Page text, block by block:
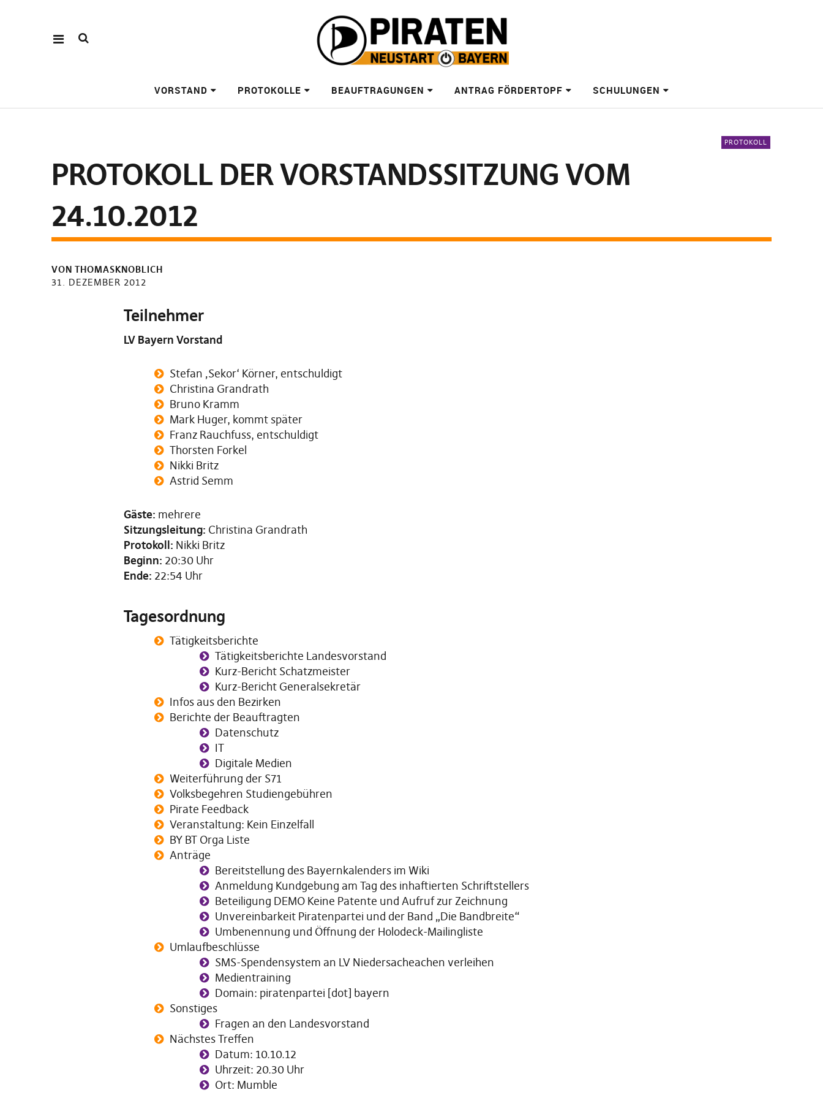
VORSTAND PROTOKOLLE BEAUFTRAGUNGEN ANTRAG FÖRDERTOPF SCHULUNGEN
PROTOKOLL
PROTOKOLL DER VORSTANDSSITZUNG VOM
24.10.2012
VON THOMASKNOBLICH
31. DEZEMBER 2012
Teilnehmer
LV Bayern Vorstand
Stefan ‚Sekor‘ Körner, entschuldigt
Christina Grandrath
Bruno Kramm
Mark Huger, kommt später
Franz Rauchfuss, entschuldigt
Thorsten Forkel
Nikki Britz
Astrid Semm
Gäste: mehrere
Sitzungsleitung: Christina Grandrath
Protokoll: Nikki Britz
Beginn: 20:30 Uhr
Ende: 22:54 Uhr
Tagesordnung
Tätigkeitsberichte
Tätigkeitsberichte Landesvorstand
Kurz-Bericht Schatzmeister
Kurz-Bericht Generalsekretär
Infos aus den Bezirken
Berichte der Beauftragten
Datenschutz
IT
Digitale Medien
Weiterführung der S71
Volksbegehren Studiengebühren
Pirate Feedback
Veranstaltung: Kein Einzelfall
BY BT Orga Liste
Anträge
Bereitstellung des Bayernkalenders im Wiki
Anmeldung Kundgebung am Tag des inhaftierten Schriftstellers
Beteiligung DEMO Keine Patente und Aufruf zur Zeichnung
Unvereinbarkeit Piratenpartei und der Band „Die Bandbreite“
Umbenennung und Öffnung der Holodeck-Mailingliste
Umlaufbeschlüsse
SMS-Spendensystem an LV Niedersacheachen verleihen
Medientraining
Domain: piratenpartei [dot] bayern
Sonstiges
Fragen an den Landesvorstand
Nächstes Treffen
Datum: 10.10.12
Uhrzeit: 20.30 Uhr
Ort: Mumble